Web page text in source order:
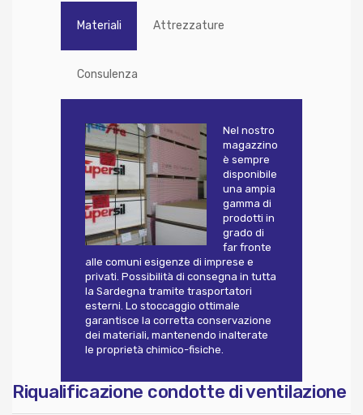
Materiali Attrezzature
Consulenza
Nel nostro
magazzino
è sempre
disponibile
una ampia
gamma di
prodotti in
grado di
far fronte
alle comuni esigenze di imprese e
privati. Possibilità di consegna in tutta
la Sardegna tramite trasportatori
esterni. Lo stoccaggio ottimale
garantisce la corretta conservazione
dei materiali, mantenendo inalterate
le proprietà chimico-fisiche.
Riqualificazione condotte di ventilazione